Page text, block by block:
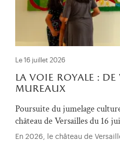
Le 16 juillet 2026
la voie royale :
mureaux
Poursuite du jumelage
château de Versailles du 16
En 2026, le château de